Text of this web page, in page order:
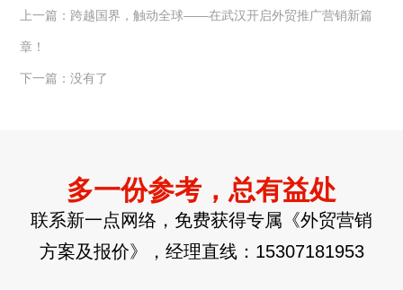
上一篇：跨越国界，触动全球——在武汉开启外贸推广营销新篇
章！
下一篇：没有了
多一份参考，总有益处
联系新一点网络，免费获得专属《外贸营销
方案及报价》，经理直线： 15307181953